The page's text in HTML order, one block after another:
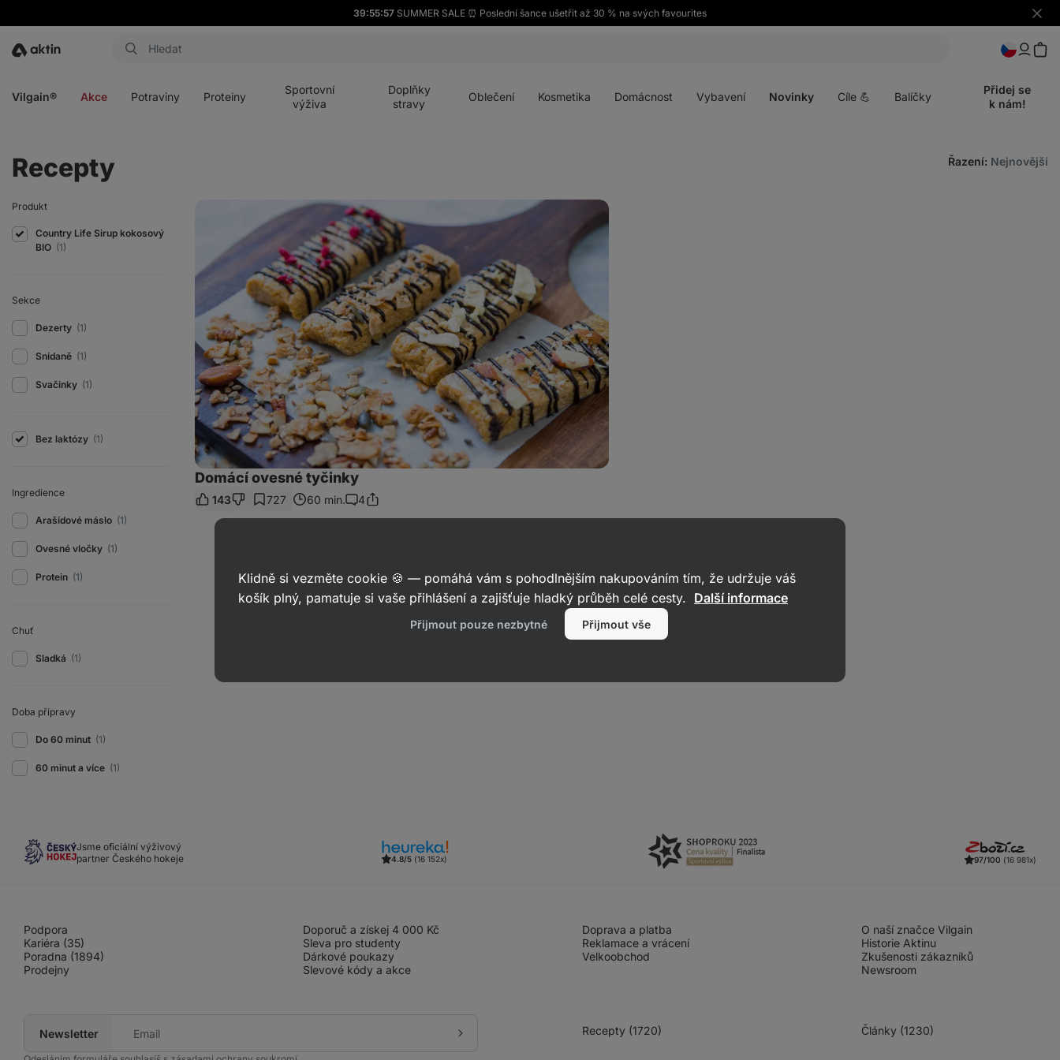
39:55:57 SUMMER SALE ⏰ Poslední šance ušetřit až 30 % na svých favourites
Skrýt
Aktin
Vilgain® Akce Potraviny Proteiny
Sportovní
výživa
Doplňky
stravy
Oblečení Kosmetika Domácnost Vybavení Novinky Cíle 💪 Balíčky
Přidej se
k nám!
Recepty Řazení: Nejnovější
Produkt
Country Life Sirup kokosový
BIO (1)
Sekce
Dezerty (1)
Snídaně (1)
Svačinky (1)
Bez laktózy (1)
Ingredience
Arašídové máslo (1)
Ovesné vločky (1)
Protein (1)
Chuť
Sladká (1)
Doba přípravy
Do 60 minut (1)
60 minut a více (1)
Domácí ovesné tyčinky
143 727 60 min.
Komentáře
4Sdílet
odkaz
Jsme oficiální výživový
partner Českého hokeje
4.8/5 (16 152x) 97/100 (16 981x)
Podpora
Kariéra (35)
Poradna (1894)
Prodejny
Doporuč a získej 4 000 Kč
Sleva pro studenty
Dárkové poukazy
Slevové kódy a akce
Doprava a platba
Reklamace a vrácení
Velkoobchod
O naší značce Vilgain
Historie Aktinu
Zkušenosti zákazníků
Newsroom
Newsletter
mail
Přihlásit
Recepty (1720) Články (1230)
Klidně si vezměte cookie 🍪 — pomáhá vám s pohodlnějším nakupováním tím, že udržuje váš
košík plný, pamatuje si vaše přihlášení a zajišťuje hladký průběh celé cesty. Další informace
Přijmout pouze nezbytné Přijmout vše